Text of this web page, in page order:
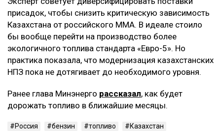
присадок, чтобы снизить критическую зависимость
Казахстана от российского ММА. В идеале стоило
бы вообще перейти на производство более
экологичного топлива стандарта «Евро-5». Но
практика показала, что модернизация казахстанских
НПЗ пока не дотягивает до необходимого уровня.
Ранее глава Минэнерго рассказал, как будет
дорожать топливо в ближайшие месяцы.
Россия бензин топливо
Казахстан